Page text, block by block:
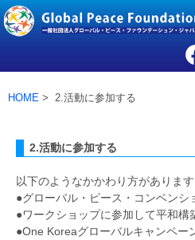
HOME > 2.活動に参加する
2.活動に参加する
以下のようなかかわり方があります
●グローバル・ピース・コンベンシ
●ワークショップに参加して平和構
●One Koreaグローバルキャンペー